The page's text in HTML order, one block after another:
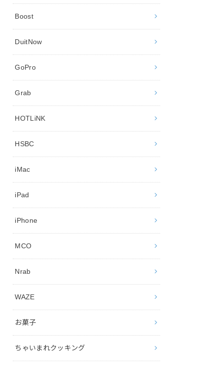
Boost
DuitNow
GoPro
Grab
HOTLiNK
HSBC
iMac
iPad
iPhone
MCO
Nrab
WAZE
お菓子
ちゃいまれクッキング